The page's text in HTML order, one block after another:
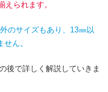
えられます。
のサイズもあり、13㎜以
ん。
後で詳しく解説していきま